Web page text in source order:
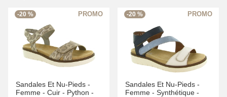
-20 %
Sandales Et Nu-Pieds -
Femme - Cuir - Python -
-20 %
Sandales Et Nu-Pieds -
Femme - Synthétique -